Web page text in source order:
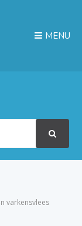
MENU
varkensvlees